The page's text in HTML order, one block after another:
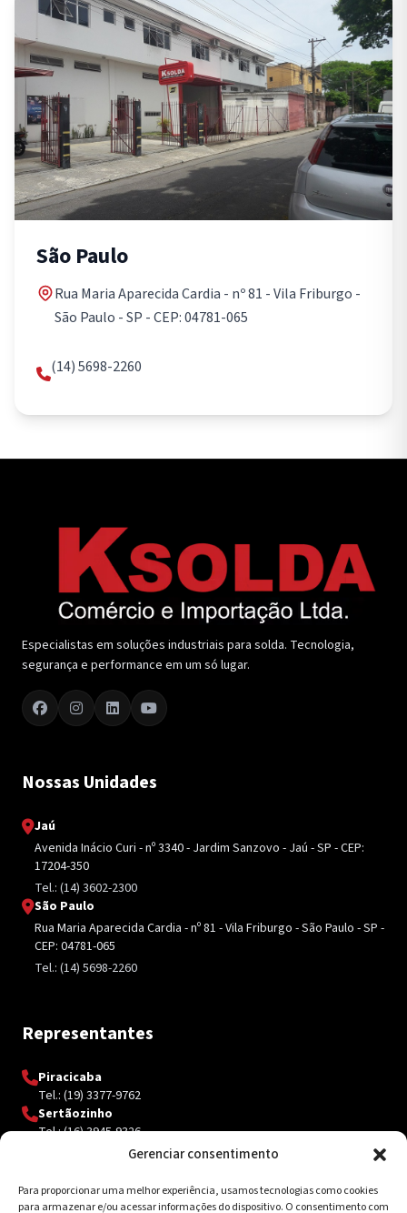
Gerenciar consentimento
Para proporcionar uma melhor experiência, usamos tecnologias como cookies
para armazenar e/ou acessar informações do dispositivo. O consentimento com
São Paulo
Rua Maria Aparecida Cardia - nº 81 - Vila Friburgo -
São Paulo - SP - CEP: 04781-065
(14) 5698-2260
Especialistas em soluções industriais para solda. Tecnologia,
segurança e performance em um só lugar.
Nossas Unidades
Jaú
Avenida Inácio Curi - nº 3340 - Jardim Sanzovo - Jaú - SP - CEP:
17204-350
Tel.: (14) 3602-2300
São Paulo
Rua Maria Aparecida Cardia - nº 81 - Vila Friburgo - São Paulo - SP -
CEP: 04781-065
Tel.: (14) 5698-2260
Representantes
Piracicaba
Tel.: (19) 3377-9762
Sertãozinho
Tel.: (16) 3945-9326
Contato